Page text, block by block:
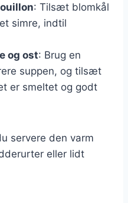
: Tilsæt blomkål
simre, indtil
og ost: Brug en
suppen, og tilsæt
er smeltet og godt
servere den varm
eller lidt